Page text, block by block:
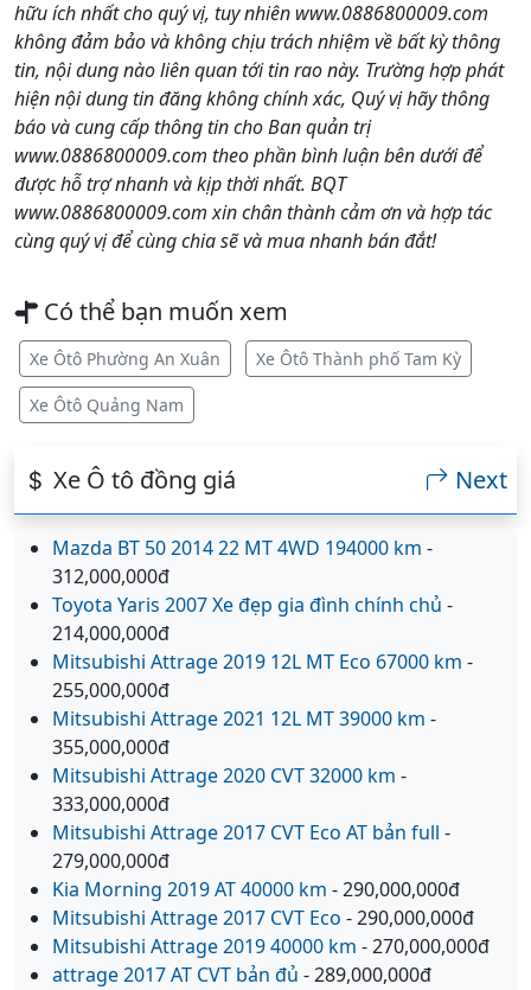
hữu ích nhất cho quý vị, tuy nhiên www.0886800009.com
không đảm bảo và không chịu trách nhiệm về bất kỳ thông
tin, nội dung nào liên quan tới tin rao này. Trường hợp phát
hiện nội dung tin đăng không chính xác, Quý vị hãy thông
báo và cung cấp thông tin cho Ban quản trị
www.0886800009.com theo phần bình luận bên dưới để
được hỗ trợ nhanh và kịp thời nhất. BQT
www.0886800009.com xin chân thành cảm ơn và hợp tác
cùng quý vị để cùng chia sẽ và mua nhanh bán đắt!
Có thể bạn muốn xem
Xe Ôtô Phường An Xuân Xe Ôtô Thành phố Tam Kỳ
Xe Ôtô Quảng Nam
Xe Ô tô đồng giá Next
Mazda BT 50 2014 22 MT 4WD 194000 km -
312,000,000đ
Toyota Yaris 2007 Xe đẹp gia đình chính chủ -
214,000,000đ
Mitsubishi Attrage 2019 12L MT Eco 67000 km -
255,000,000đ
Mitsubishi Attrage 2021 12L MT 39000 km -
355,000,000đ
Mitsubishi Attrage 2020 CVT 32000 km -
333,000,000đ
Mitsubishi Attrage 2017 CVT Eco AT bản full -
279,000,000đ
Kia Morning 2019 AT 40000 km - 290,000,000đ
Mitsubishi Attrage 2017 CVT Eco - 290,000,000đ
Mitsubishi Attrage 2019 40000 km - 270,000,000đ
attrage 2017 AT CVT bản đủ - 289,000,000đ